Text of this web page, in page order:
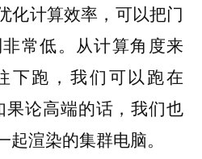
化计算效率，可以把门
常低。从计算角度来
下跑，我们可以跑在
果论高端的话，我们也
渲染的集群电脑。